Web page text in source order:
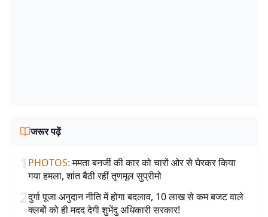
जरूर पढ़ें
1 PHOTOS: ममता बनर्जी की कार को चारों ओर से घेरकर किया
गया हमला, शांत बैठी रहीं तृणमूल सुप्रीमो
2दुर्गा पूजा अनुदान नीति में होगा बदलाव, 10 लाख से कम बजट वाले
क्लबों को ही मदद देगी शुभेंदु अधिकारी सरकार!